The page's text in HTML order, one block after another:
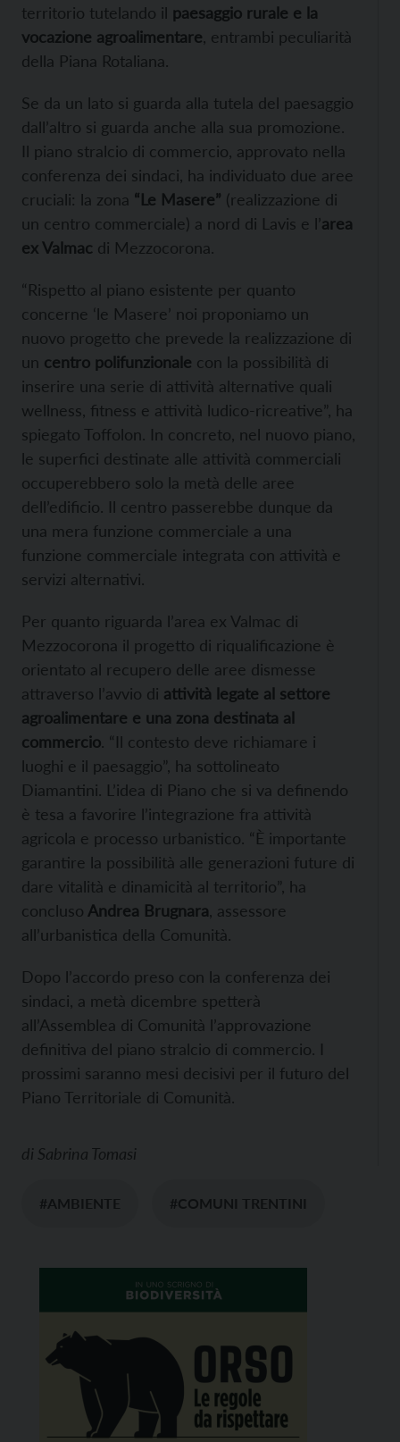
territorio tutelando il paesaggio rurale e la
vocazione agroalimentare , entrambi peculiarità
della Piana Rotaliana.
Se da un lato si guarda alla tutela del paesaggio
dall’altro si guarda anche alla sua promozione.
Il piano stralcio di commercio, approvato nella
conferenza dei sindaci, ha individuato due aree
cruciali: la zona “Le Masere” (realizzazione di
un centro commerciale) a nord di Lavis e l’area
ex Valmac di Mezzocorona.
“Rispetto al piano esistente per quanto
concerne ‘le Masere’ noi proponiamo un
nuovo progetto che prevede la realizzazione di
un centro polifunzionale con la possibilità di
inserire una serie di attività alternative quali
wellness, fitness e attività ludico-ricreative”, ha
spiegato Toffolon. In concreto, nel nuovo piano,
le superfici destinate alle attività commerciali
occuperebbero solo la metà delle aree
dell’edificio. Il centro passerebbe dunque da
una mera funzione commerciale a una
funzione commerciale integrata con attività e
servizi alternativi.
Per quanto riguarda l’area ex Valmac di
Mezzocorona il progetto di riqualificazione è
orientato al recupero delle aree dismesse
attraverso l’avvio di attività legate al settore
agroalimentare e una zona destinata al
commercio. “Il contesto deve richiamare i
luoghi e il paesaggio”, ha sottolineato
Diamantini. L’idea di Piano che si va definendo
è tesa a favorire l’integrazione fra attività
agricola e processo urbanistico. “È importante
garantire la possibilità alle generazioni future di
dare vitalità e dinamicità al territorio”, ha
concluso Andrea Brugnara , assessore
all’urbanistica della Comunità.
Dopo l’accordo preso con la conferenza dei
sindaci, a metà dicembre spetterà
all’Assemblea di Comunità l’approvazione
definitiva del piano stralcio di commercio. I
prossimi saranno mesi decisivi per il futuro del
Piano Territoriale di Comunità.
di Sabrina Tomasi
#AMBIENTE #COMUNI TRENTINI